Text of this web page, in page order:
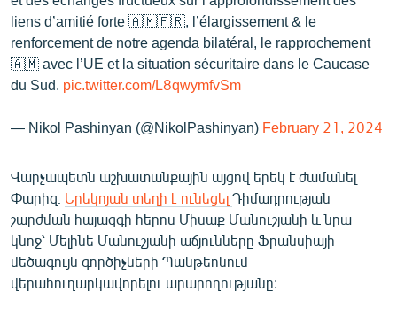
liens d’amitié forte 🇦🇲🇫🇷, l’élargissement & le
renforcement de notre agenda bilatéral, le rapprochement
🇦🇲 avec l’UE et la situation sécuritaire dans le Caucase
du Sud. pic.twitter.com/L8qwymfvSm
— Nikol Pashinyan (@NikolPashinyan) February 21, 2024
Վարչապետն աշխատանքային այցով երեկ է ժամանել
Փարիզ։ Երեկոյան տեղի է ունեցել Դիմադրության
շարժման հայազգի հերոս Միսաք Մանուշյանի և նրա
կնոջ՝ Մելինե Մանուշյանի աճյունները Ֆրանսիայի
մեծագույն գործիչների Պանթեոնում
վերահուղարկավորելու արարողությանը: